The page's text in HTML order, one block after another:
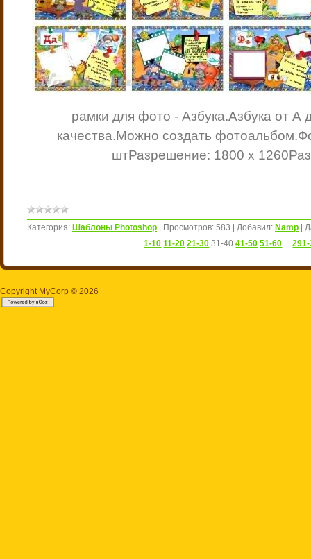
рамки для фото - Азбука.Азбука от А
качества.Можно создать фотоальбом.
штРазрешение: 1800 х 1260
Категория: Шаблоны Photoshop Просмотров: 583 Добавил: Namp
1-10 11-20 21-30 31-40 41-50 51-60 ...
Copyright MyCorp © 2026